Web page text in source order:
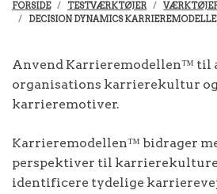
FORSIDE TESTVÆRKTØJER
DECISION DYNAMICS
Anvend Karrieremodellen™ til
organisations karrierekultur
karrieremotiver.
Karrieremodellen™ bidrager
perspektiver til
identificere tydelige